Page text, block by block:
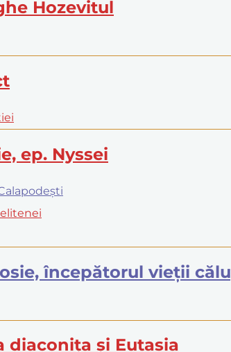
Hozevitul
ep. Nyssei
începătorul vieții
diaconița și Eutasia